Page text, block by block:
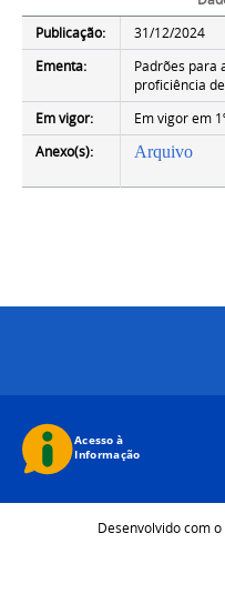
Publicação:
31/12/2024
Ementa:
Padrões para
proficiência
Em vigor:
Em vigor em
Anexo(s):
Arquivo
Desenvolvido com